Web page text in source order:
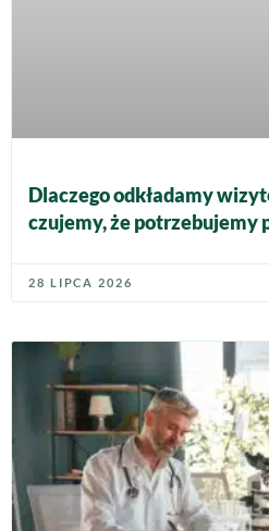
Dlaczego odkładamy
czujemy, że potrzebujemy
28 LIPCA 2026